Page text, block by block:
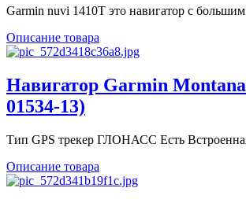
Garmin nuvi 1410T это навигатор с
Описание товара
Навигатор Garmin
01534-13)
Тип GPS трекер ГЛОНАСС Есть
Описание товара